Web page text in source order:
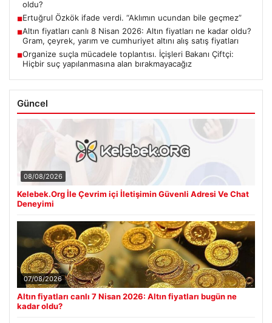
oldu?
■Ertuğrul Özkök ifade verdi. “Aklımın ucundan bile geçmez”
■Altın fiyatları canlı 8 Nisan 2026: Altın fiyatları ne kadar oldu?
Gram, çeyrek, yarım ve cumhuriyet altını alış satış fiyatları
■Organize suçla mücadele toplantısı. İçişleri Bakanı Çiftçi:
Hiçbir suç yapılanmasına alan bırakmayacağız
Güncel
08/08/2026
Kelebek.Org İle Çevrim içi İletişimin Güvenli Adresi Ve Chat
Deneyimi
07/08/2026
Altın fiyatları canlı 7 Nisan 2026: Altın fiyatları bugün ne
kadar oldu?